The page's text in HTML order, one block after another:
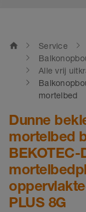
home Service
Alle vrij
mortelbed
Dunne
mortelbed
BEKOTEC-
PLUS 8G